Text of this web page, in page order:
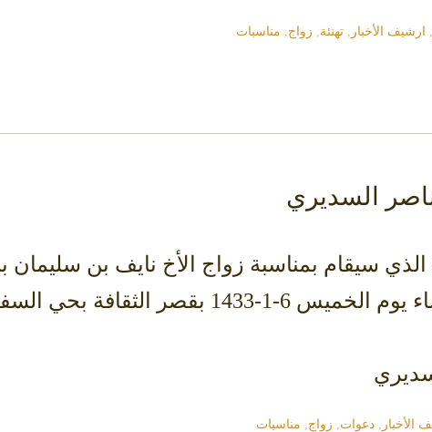
, ارشيف الأخبار , تهنئة, زواج, مناسبات
السديري
سيقام بمناسبة زواج الأخ نايف بن
الثقافة بحي السفارات
الأخبار , دعوات, زواج, مناسبات